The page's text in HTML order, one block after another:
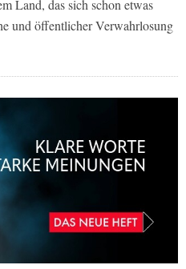
Land, das sich schon etwas
und öffentlicher Verwahrlosung